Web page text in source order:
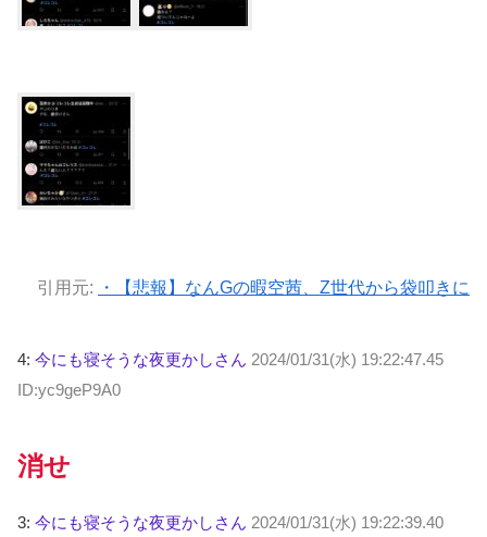
引用元: ・【悲報】なんGの暇空茜、Z世代から袋叩きに
4: 今にも寝そうな夜更かしさん 2024/01/31(水) 19:22:47.45
ID:yc9geP9A0
消せ
3: 今にも寝そうな夜更かしさん 2024/01/31(水) 19:22:39.40